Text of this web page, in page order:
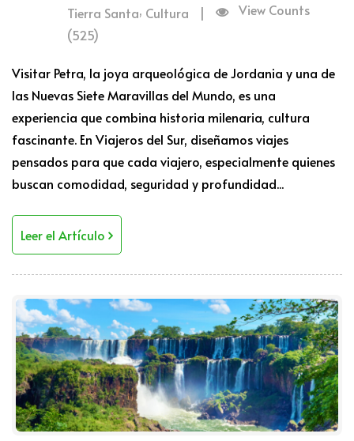
Tierra Santa, Cultura |
View Counts
(525)
Visitar Petra, la joya arqueológica de Jordania y una de
las Nuevas Siete Maravillas del Mundo, es una
experiencia que combina historia milenaria, cultura
fascinante. En Viajeros del Sur, diseñamos viajes
pensados para que cada viajero, especialmente quienes
buscan comodidad, seguridad y profundidad...
Leer el Artículo